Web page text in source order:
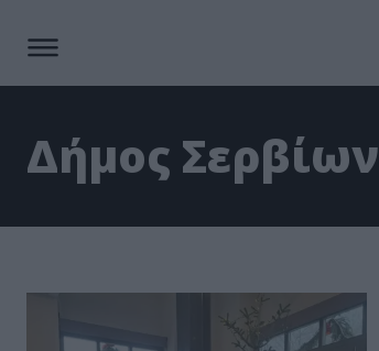
Δήμος Σερβίων